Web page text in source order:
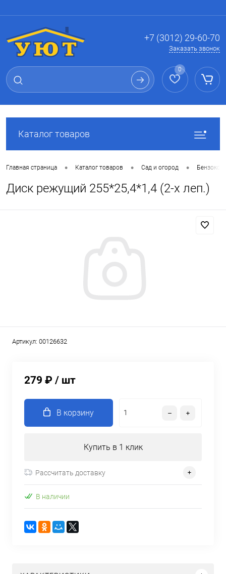
+7 (3012) 29-60-70
Заказать звонок
0
Каталог товаров
Главная страница • Каталог товаров • Сад и огород •
Диск режущий 255*25,4*1,4 (2-х леп.)
Артикул: 00126632
279 ₽ / шт
В корзину
Купить в 1 клик
Рассчитать доставку
В наличии